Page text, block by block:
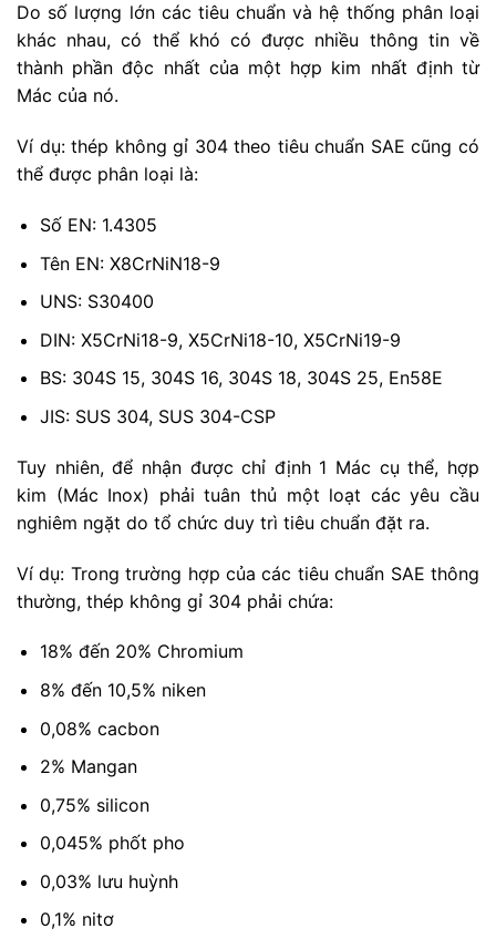
Do số lượng lớn các tiêu chuẩn và hệ thống phân loại
khác nhau, có thể khó có được nhiều thông tin về
thành phần độc nhất của một hợp kim nhất định từ
Mác của nó.
Ví dụ: thép không gỉ 304 theo tiêu chuẩn SAE cũng có
thể được phân loại là:
Số EN: 1.4305
Tên EN: X8CrNiN18-9
UNS: S30400
DIN: X5CrNi18-9, X5CrNi18-10, X5CrNi19-9
BS: 304S 15, 304S 16, 304S 18, 304S 25, En58E
JIS: SUS 304, SUS 304-CSP
Tuy nhiên, để nhận được chỉ định 1 Mác cụ thể, hợp
kim (Mác Inox) phải tuân thủ một loạt các yêu cầu
nghiêm ngặt do tổ chức duy trì tiêu chuẩn đặt ra.
Ví dụ: Trong trường hợp của các tiêu chuẩn SAE thông
thường, thép không gỉ 304 phải chứa:
18% đến 20% Chromium
8% đến 10,5% niken
0,08% cacbon
2% Mangan
0,75% silicon
0,045% phốt pho
0,03% lưu huỳnh
0,1% nitơ